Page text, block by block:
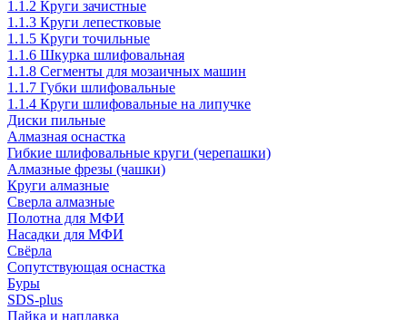
1.1.2 Круги зачистные
1.1.3 Круги лепестковые
1.1.5 Круги точильные
1.1.6 Шкурка шлифовальная
1.1.8 Сегменты для мозаичных машин
1.1.7 Губки шлифовальные
1.1.4 Круги шлифовальные на липучке
Диски пильные
Алмазная оснастка
Гибкие шлифовальные круги (черепашки)
Алмазные фрезы (чашки)
Круги алмазные
Сверла алмазные
Полотна для МФИ
Насадки для МФИ
Свёрла
Сопутствующая оснастка
Буры
SDS-plus
Пайка и наплавка